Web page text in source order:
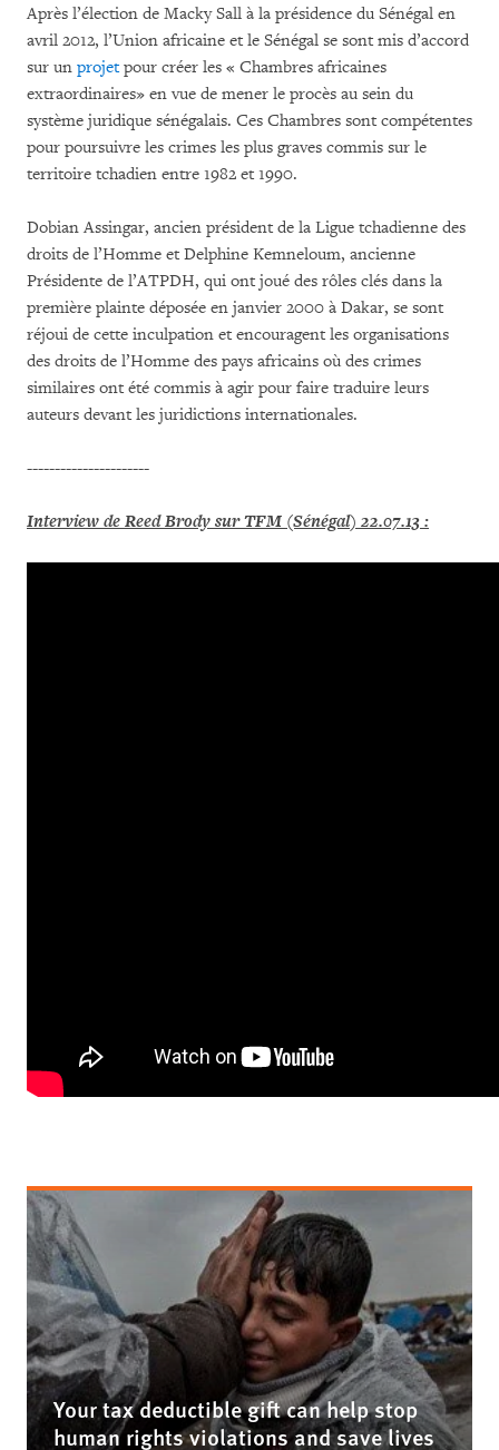
Après l’élection de Macky Sall à la présidence du Sénégal en
avril 2012, l’Union africaine et le Sénégal se sont mis d’accord
sur un projetpour créer les « Chambres africaines
extraordinaires» en vue de mener le procès au sein du
système juridique sénégalais. Ces Chambres sont compétentes
pour poursuivre les crimes les plus graves commis sur le
territoire tchadien entre 1982 et 1990.
Dobian Assingar, ancien président de la Ligue tchadienne des
droits de l’Homme et Delphine Kemneloum, ancienne
Présidente de l’ATPDH, qui ont joué des rôles clés dans la
première plainte déposée en janvier 2000 à Dakar, se sont
réjoui de cette inculpation et encouragent les organisations
des droits de l’Homme des pays africains où des crimes
similaires ont été commis à agir pour faire traduire leurs
auteurs devant les juridictions internationales.
----------------------
Interview de Reed Brody sur TFM (Sénégal) 22.07.13 :
Your tax deductible gift can help stop
human rights violations and save lives